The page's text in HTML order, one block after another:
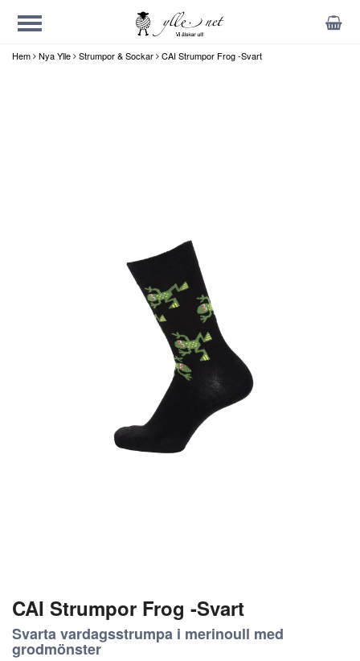
Hem Nya Ylle Strumpor & Sockar CAI Strumpor Frog -Svart
CAI Strumpor Frog -Svart
Svarta vardagsstrumpa i merinoull med
grodmönster